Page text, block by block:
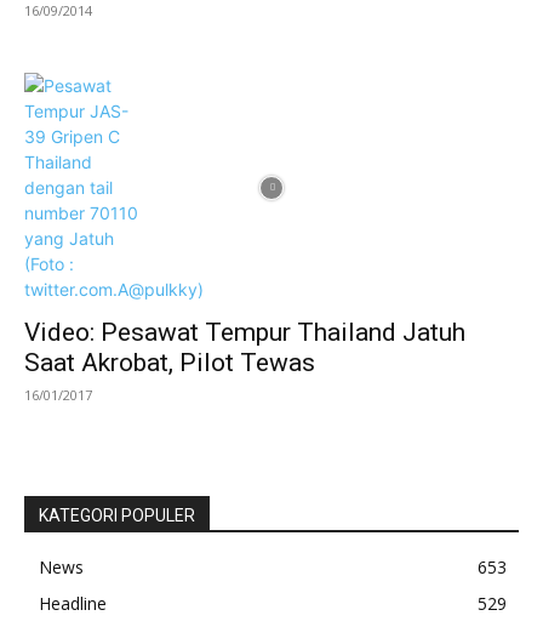
16/09/2014
Video: Pesawat Tempur Thailand Jatuh
Saat Akrobat, Pilot Tewas
16/01/2017
KATEGORI POPULER
News
653
Headline
529